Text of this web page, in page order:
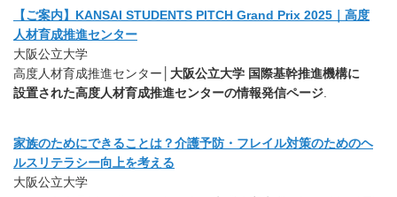
【ご案内】KANSAI STUDENTS PITCH Grand Prix 2025｜高度
人材育成推進センター
大阪公立大学
高度人材育成推進センター│ 大阪公立大学 国際基幹推進機構に
設置された高度人材育成推進センターの情報発信ページ
家族のためにできることは？介護予防・フレイル対策のためのヘ
ルスリテラシー向上を考える
大阪公立大学